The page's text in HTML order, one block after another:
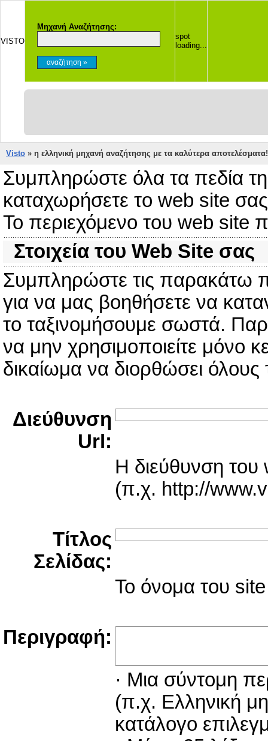
VISTO
Μηχανή Αναζήτησης:
spot
loading...
Visto » η ελληνική μηχανή αναζήτησης με τα καλύτερα αποτελέσματα!
Συμπληρώστε όλα τα πεδία
καταχωρήσετε το web site
Το περιεχόμενο του web site
Στοιχεία του Web Site σας
Συμπληρώστε τις παρακάτω
για να μας βοηθήσετε να
το ταξινομήσουμε σωστά.
να μην χρησιμοποιείτε μόνο
δικαίωμα να διορθώσει όλους
Διεύθυνση
Url:
Η διεύθυνση
(π.χ. http://
Τίτλος
Σελίδας:
Το όνομα του
Περιγραφή:
· Μια σύντομη
(π.χ. Ελληνική
κατάλογο